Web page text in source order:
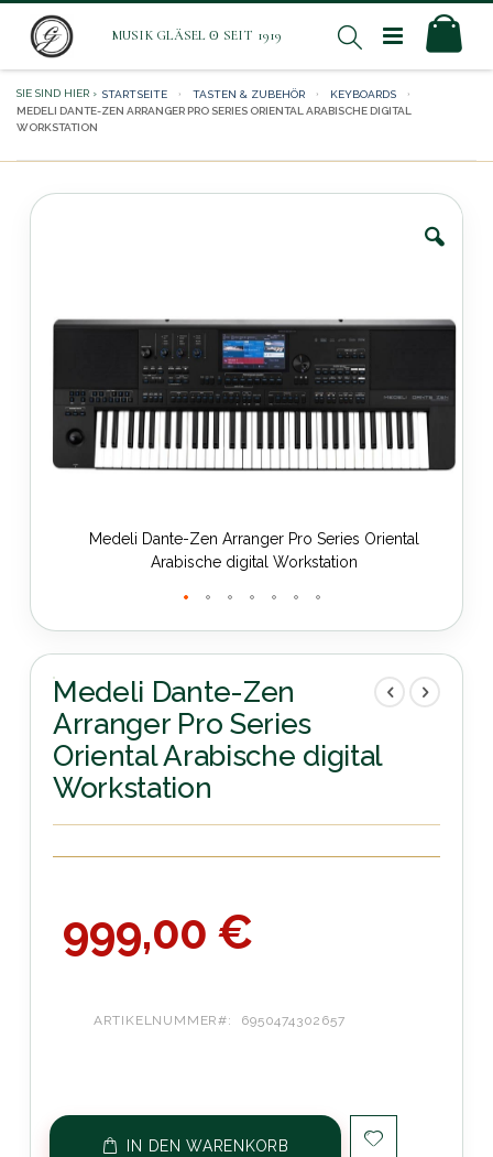
Direkt
zum
Suche
STARTSEITE TASTEN & ZUBEHÖR
KEYBOARDS
MEDELI DANTE-ZEN ARRANGER PRO SERIES ORIENTAL ARABISCHE DIGITAL
WORKSTATION
springen
Medeli Dante-Zen Arranger Pro Series Oriental
Arabische digital Workstation
Zum
Anfang
der
Bildergalerie
springen
Medeli Dante-Zen
Arranger Pro Series
Oriental Arabische digital
Workstation
999,00 €
ARTIKELNUMMER 6950474302657
IN DEN WARENKORB